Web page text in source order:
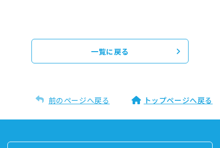
一覧に戻る
前のページへ戻る トップページへ戻る